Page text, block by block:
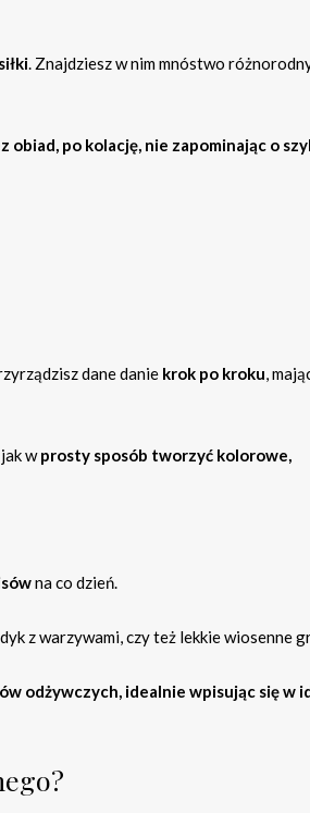
. Znajdziesz w nim mnóstwo
obiad, po kolację, nie zapominając o
dane danie krok po kroku,
wprosty sposób tworzyć kolorowe,
na co dzień.
z warzywami, czy też lekkie wiosenne
odżywczych, idealnie wpisując się w